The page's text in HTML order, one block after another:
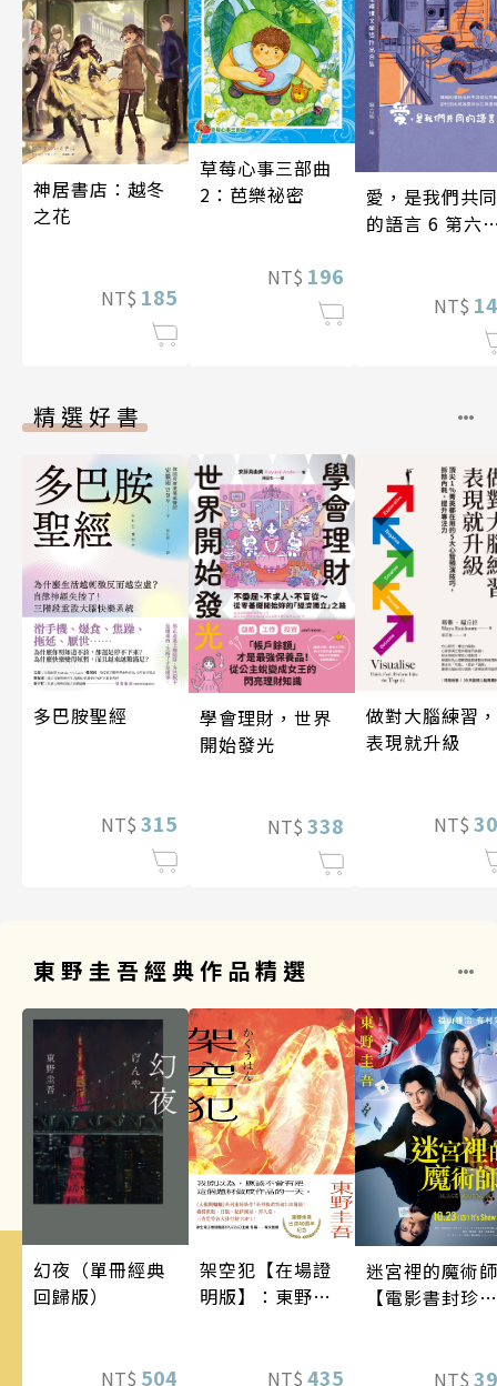
神居書店：越冬
之花
NT$ 185
草莓心事三部曲
2：芭樂祕密
NT$ 196
愛，是我們共同
的語言 6 第六
NT$
精選好書
多巴胺聖經
NT$ 315
學會理財，世界
開始發光
NT$ 338
做對大腦練習，
表現就升級
NT$
東野圭吾經典作品精選
幻夜（單冊經典
回歸版）
NT$ 504
架空犯【在場證
明版】：東野圭
蝠》系列重磅新
NT$ 435
迷宮裡的魔術師
【電影書封珍藏
NT$